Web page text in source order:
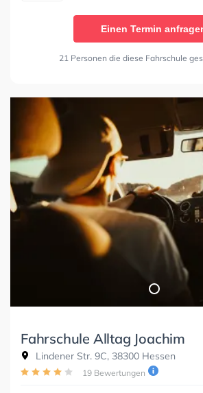
Einen Termin
21 Personen die diese Fahrschule
Fahrschule Alltag Joachim
Lindener Str. 9C, 38300 Hessen
19 Bewertungen